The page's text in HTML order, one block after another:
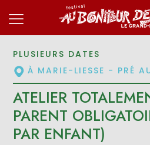
PLUSIEURS DATES
À MARIE-LIESSE - PRÉ
ATELIER
PARENT
PAR ENFANT)